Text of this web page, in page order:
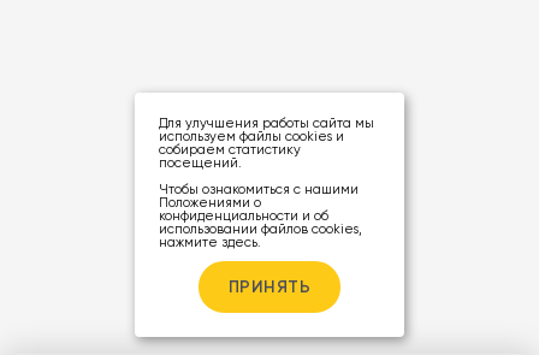
Для улучшения работы сайта мы
используем файлы cookies и
собираем статистику
посещений.
Чтобы ознакомиться с нашими
Положениями о
конфиденциальности и об
использовании файлов cookies,
нажмите здесь.
ПРИНЯТЬ